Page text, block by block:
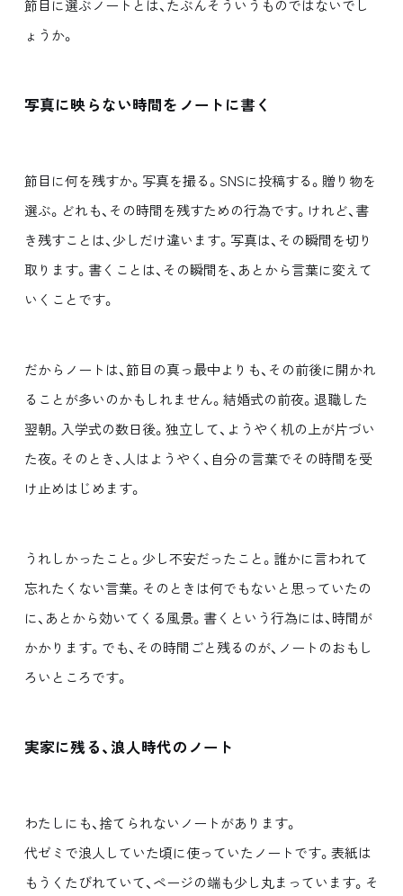
節目に選ぶノートとは、たぶんそういうものではないでし
ょうか。
写真に映らない時間をノートに書く
節目に何を残すか。写真を撮る。SNSに投稿する。贈り物を
選ぶ。どれも、その時間を残すための行為です。けれど、書
き残すことは、少しだけ違います。写真は、その瞬間を切り
取ります。書くことは、その瞬間を、あとから言葉に変えて
いくことです。
だからノートは、節目の真っ最中よりも、その前後に開かれ
ることが多いのかもしれません。結婚式の前夜。退職した
翌朝。入学式の数日後。独立して、ようやく机の上が片づい
た夜。そのとき、人はようやく、自分の言葉でその時間を受
け止めはじめます。
うれしかったこと。少し不安だったこと。誰かに言われて
忘れたくない言葉。そのときは何でもないと思っていたの
に、あとから効いてくる風景。書くという行為には、時間が
かかります。でも、その時間ごと残るのが、ノートのおもし
ろいところです。
実家に残る、浪人時代のノート
わたしにも、捨てられないノートがあります。
代ゼミで浪人していた頃に使っていたノートです。表紙は
もうくたびれていて、ページの端も少し丸まっています。そ